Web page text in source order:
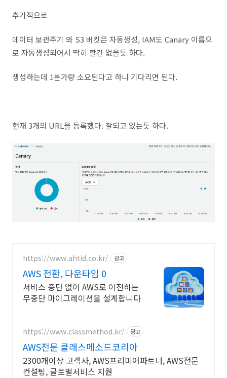
추가적으로
데이터 보관주기 와 S3 버킷은 자동생성, IAM도 Canary 이름으
로 자동생성되어서 딱히 할건 없을듯 하다.
생성하는데 1분가량 소요된다고 하니 기다리면 된다.
현재 3개의 URL을 등록했다. 잘되고 있는듯 하다.
https://www.ahtid.co.kr/ 광고
AWS 전환, 다운타임 0
서비스 중단 없이 AWS로 이전하는
무중단 마이그레이션을 설계합니다
https://www.classmethod.kr/ 광고
AWS전문 클래스메소드코리아
2300개이상 고객사, AWS프리미어파트너, AWS전문
컨설팅, 글로벌서비스 지원